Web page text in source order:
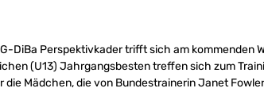
DiBa Perspektivkader trifft sich am kommenden
(U13) Jahrgangsbesten treffen sich zum
die Mädchen, die von Bundestrainerin Janet